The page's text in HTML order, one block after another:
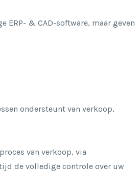
& CAD-software, maar geven
ondersteunt van verkoop,
van verkoop, via
de volledige controle over uw